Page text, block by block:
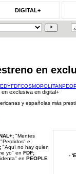
DIGITAL+
en
FDFCOSMOPOLITAN
exclusiva en digital+
y españolas más
-
"Mentes
"Perdidos" e
"Aquí no hay quien
yo" en FDF;
en PEOPLE